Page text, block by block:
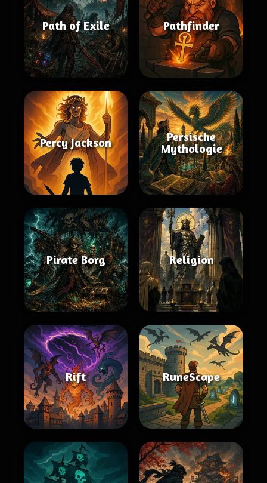
Path of Exile Pathfinder
Percy Jackson
Persische
Mythologie
Pirate Borg Religion
Rift RuneScape